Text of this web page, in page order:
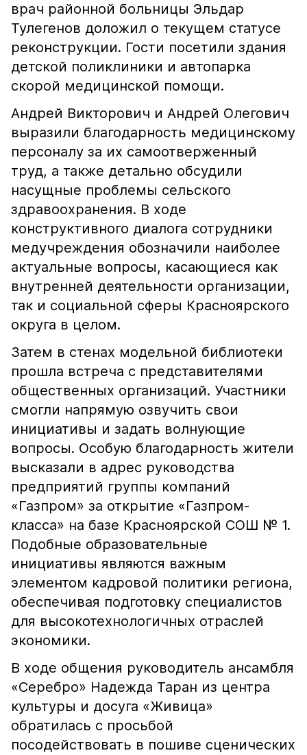
врач районной больницы Эльдар
Тулегенов доложил о текущем статусе
реконструкции. Гости посетили здания
детской поликлиники и автопарка
скорой медицинской помощи.
Андрей Викторович и Андрей Олегович
выразили благодарность медицинскому
персоналу за их самоотверженный
труд, а также детально обсудили
насущные проблемы сельского
здравоохранения. В ходе
конструктивного диалога сотрудники
медучреждения обозначили наиболее
актуальные вопросы, касающиеся как
внутренней деятельности организации,
так и социальной сферы Красноярского
округа в целом.
Затем в стенах модельной библиотеки
прошла встреча с представителями
общественных организаций. Участники
смогли напрямую озвучить свои
инициативы и задать волнующие
вопросы. Особую благодарность жители
высказали в адрес руководства
предприятий группы компаний
«Газпром» за открытие «Газпром-
класса» на базе Красноярской СОШ № 1.
Подобные образовательные
инициативы являются важным
элементом кадровой политики региона,
обеспечивая подготовку специалистов
для высокотехнологичных отраслей
экономики.
В ходе общения руководитель ансамбля
«Серебро» Надежда Таран из центра
культуры и досуга «Живица»
обратилась с просьбой
посодействовать в пошиве сценических